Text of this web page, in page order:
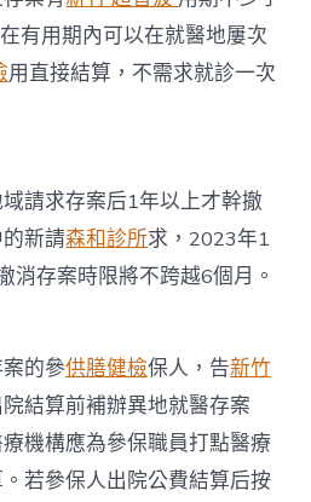
有用期內可以在就醫地屢次
用直接結算，不需求就診一次
請求存案后1年以上才幹撤
新請森和診所求，2023年1
消存案時限將不跨越6個月。
的參供膳健檢保人，告新竹
結算前補辦異地就醫存案
機構應為參保職員打點醫療
若參保人出院公費結算后按